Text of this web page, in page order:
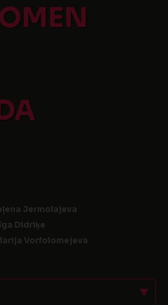
Jermolajeva
Didriķe
Vorfolomejeva